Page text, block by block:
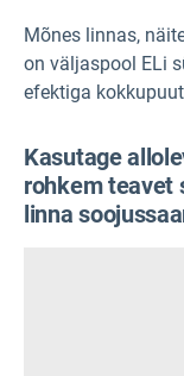
Mõnes linnas,
on väljaspool ELi
efektiga
Kasutage
rohkem teavet
linna